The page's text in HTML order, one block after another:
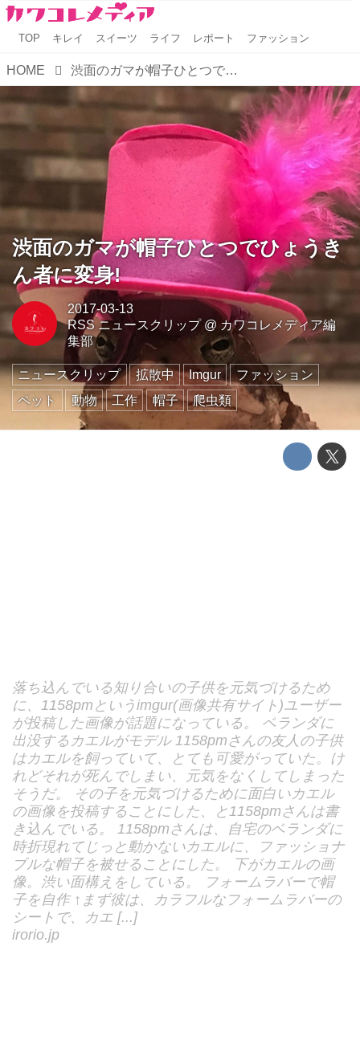
TOP キレイ スイーツ ライフ レポート ファッション
HOME 渋面のガマが帽子ひとつでひょうきん者に変身!
渋面のガマが帽子ひとつでひょうき
ん者に変身!
2017-03-13
RSS ニュースクリップ@ カワコレメディア編
集部
ニュースクリップ 拡散中 Imgur
ファッション
ペット
動物 工作 帽子 爬虫類
落ち込んでいる知り合いの子供を元気づけるため
に、1158pmというimgur(画像共有サイト)ユーザー
が投稿した画像が話題になっている。 ベランダに
出没するカエルがモデル 1158pmさんの友人の子供
はカエルを飼っていて、とても可愛がっていた。け
れどそれが死んでしまい、元気をなくしてしまった
そうだ。 その子を元気づけるために面白いカエル
の画像を投稿することにした、と1158pmさんは書
き込んでいる。 1158pmさんは、自宅のベランダに
時折現れてじっと動かないカエルに、ファッショナ
ブルな帽子を被せることにした。 下がカエルの画
像。渋い面構えをしている。 フォームラバーで帽
子を自作 ↑まず彼は、カラフルなフォームラバーの
シートで、カエ [...]
irorio.jp